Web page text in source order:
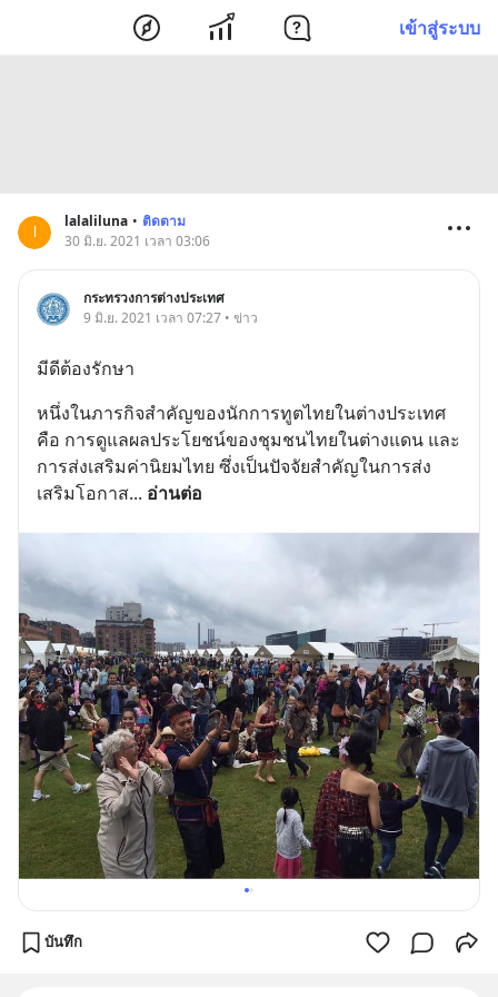
เข้าสู่ระบบ
l
lalaliluna • ติดตาม
30 มิ.ย. 2021 เวลา 03:06
กระทรวงการต่างประเทศ
9 มิ.ย. 2021 เวลา 07:27 • ข่าว
มีดีต้องรักษา
หนึ่งในภารกิจสำคัญของนักการทูตไทยในต่างประเทศ
คือ การดูแลผลประโยชน์ของชุมชนไทยในต่างแดน และ
การส่งเสริมค่านิยมไทย ซึ่งเป็นปัจจัยสำคัญในการส่ง
เสริมโอกาส... อ่านต่อ
บันทึก